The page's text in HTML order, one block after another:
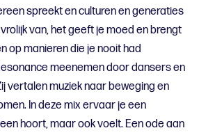
spreekt en culturen en generaties
van, het geeft je moed en brengt
op manieren die je nooit had
meenemen door dansers en
vertalen muziek naar beweging en
In deze mix ervaar je een
hoort, maar ook voelt. Een ode aan